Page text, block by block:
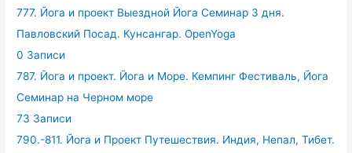
777. Йога и проект Выездной Йога Семинар 3 дня.
Павловский Посад. Кунсангар. OpenYoga
0 Записи
787. Йога и проект. Йога и Море. Кемпинг Фестиваль, Йога
Семинар на Черном море
73 Записи
790.-811. Йога и Проект Путешествия. Индия, Непал, Тибет.